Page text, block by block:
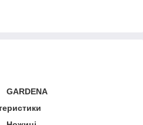
GARDENA